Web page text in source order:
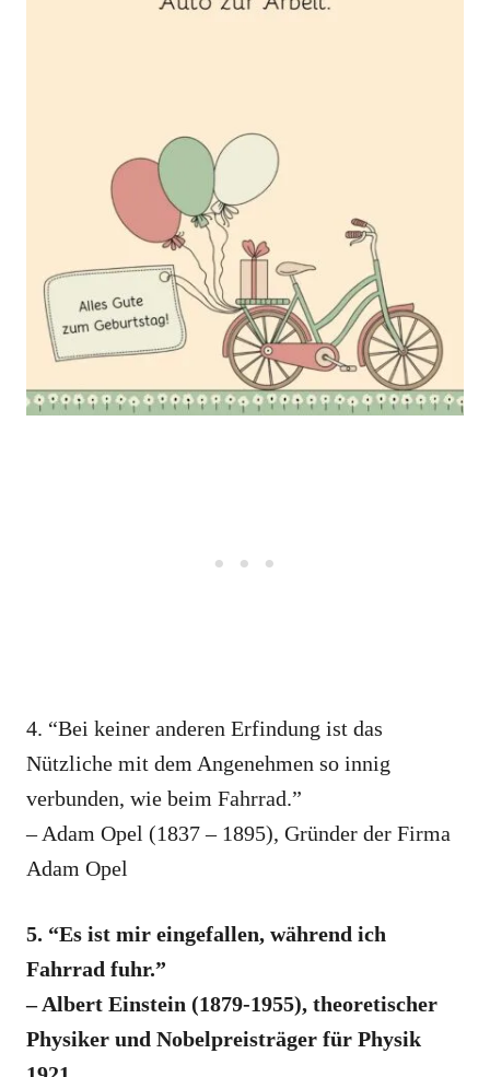
4. “Bei keiner anderen Erfindung ist das
Nützliche mit dem Angenehmen so innig
verbunden, wie beim Fahrrad.”
– Adam Opel (1837 – 1895), Gründer der Firma
Adam Opel
5. “Es ist mir eingefallen, während ich
Fahrrad fuhr.”
– Albert Einstein (1879-1955), theoretischer
Physiker und Nobelpreisträger für Physik